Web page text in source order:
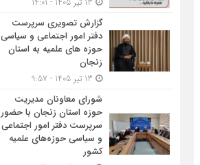
گزارش تصویری سرپرست
دفتر امور اجتماعی و سیاسی
حوزه های علمیه به استان
زنجان
شورای معاونان مدیریت
حوزه استان زنجان با حضور
سرپرست دفتر امور اجتماعی
و سیاسی حوزه‌های علمیه
کشور